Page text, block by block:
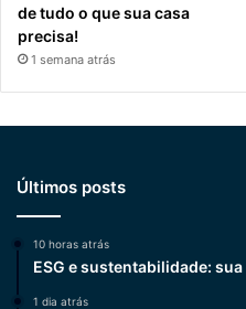
de tudo o que sua casa
precisa!
1 semana atrás
Últimos posts
10 horas atrás
ESG e sustentabilidade:
1 dia atrás